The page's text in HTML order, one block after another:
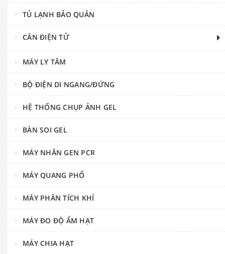
TỦ LẠNH BẢO QUẢN
CÂN ĐIỆN TỬ
MÁY LY TÂM
BỘ ĐIỆN DI NGANG/ĐỨNG
HỆ THỐNG CHỤP ẢNH GEL
BÀN SOI GEL
MÁY NHÂN GEN PCR
MÁY QUANG PHỔ
MÁY PHÂN TÍCH KHÍ
MÁY ĐO ĐỘ ẨM HẠT
MÁY CHIA HẠT